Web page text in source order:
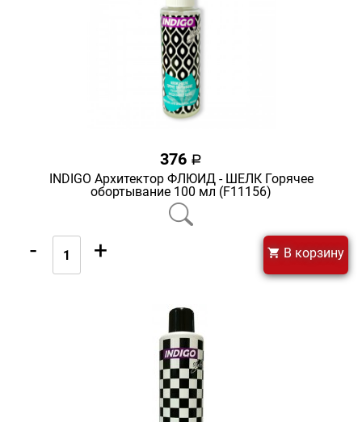
376 a
INDIGO Архитектор ФЛЮИД - ШЕЛК Горячее
обортывание 100 мл (F11156)
- + В корзину